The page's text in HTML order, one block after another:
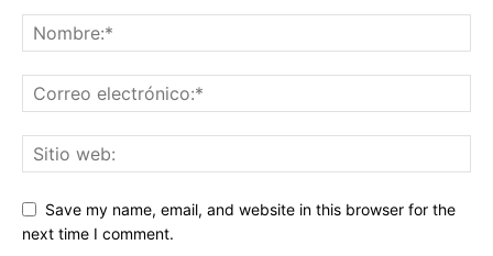
Save my name, email, and website in this browser for the
next time I comment.